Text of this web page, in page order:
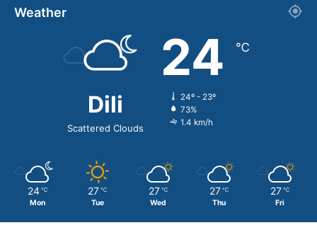
Weather
Dili
Scattered Clouds
24 ℃
24º - 23º
73%
1.4 km/h
24 ℃
Mon
27 ℃
Tue
27 ℃
Wed
27 ℃
Thu
27 ℃
Fri